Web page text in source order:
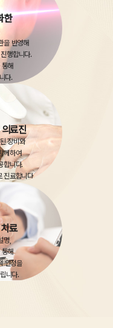
한
을 반영해
행합니다.
해
다.
료진
장비와
께하여
합니다.
진료합니다.
료
명,
통해
안정을
니다.